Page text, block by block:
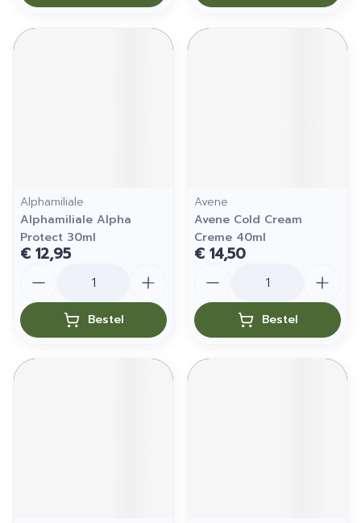
Alphamiliale
Alphamiliale Alpha
Protect 30ml
€ 12,95
Bestel
Avene
Avene Cold Cream
Creme 40ml
€ 14,50
Bestel